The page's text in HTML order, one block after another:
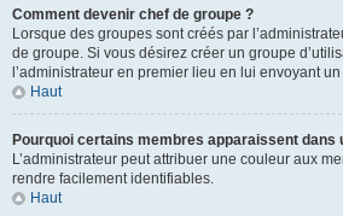
Comment devenir chef de groupe ?
Lorsque des groupes sont créés par
de groupe. Si vous désirez créer un groupe
l’administrateur en premier lieu en lui envoyant
Haut
Pourquoi certains membres apparaissent dans
L’administrateur peut attribuer une couleur aux
rendre facilement identifiables.
Haut